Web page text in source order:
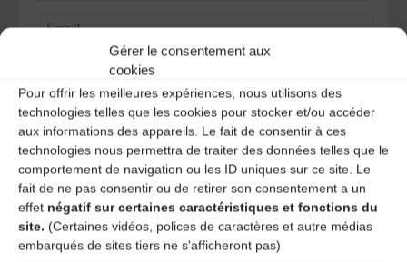
Gérer le consentement aux
cookies
Pour offrir les meilleures expériences, nous utilisons des
technologies telles que les cookies pour stocker et/ou accéder
aux informations des appareils. Le fait de consentir à ces
technologies nous permettra de traiter des données telles que le
comportement de navigation ou les ID uniques sur ce site. Le
fait de ne pas consentir ou de retirer son consentement a un
effet négatif sur certaines caractéristiques et fonctions du
site. (Certaines vidéos, polices de caractères et autre médias
embarqués de sites tiers ne s'afficheront pas)
Save my name, email, and site URL in my browser for next
time I post a comment.
Ce site utilise Akismet pour réduire les indésirables.En
savoir plus sur la façon dont les données de vos
commentaires sont traitées.